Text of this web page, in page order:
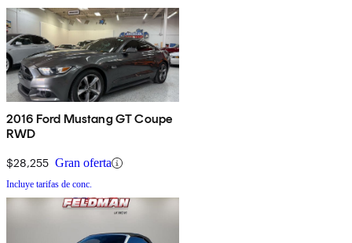
2016 Ford Mustang GT Coupe
RWD
$28,255 Gran oferta
Incluye tarifas de conc.